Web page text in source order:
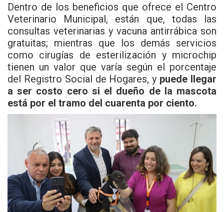
Dentro de los beneficios que ofrece el Centro
Veterinario Municipal, están que, todas las
consultas veterinarias y vacuna antirrábica son
gratuitas; mientras que los demás servicios
como cirugías de esterilización y microchip
tienen un valor que varía según el porcentaje
del Registro Social de Hogares, y puede llegar
a ser costo cero si el dueño de la mascota
está por el tramo del cuarenta por ciento.